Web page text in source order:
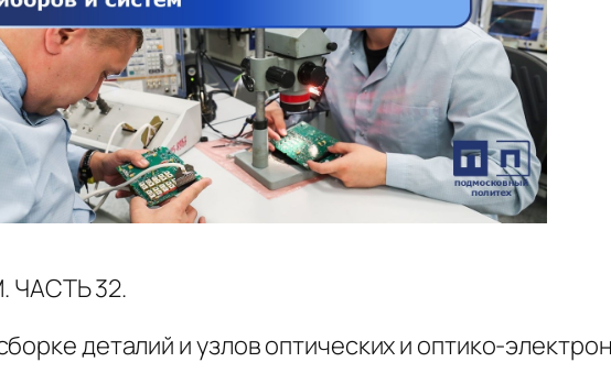
32.
деталий и узлов оптических и оптико-